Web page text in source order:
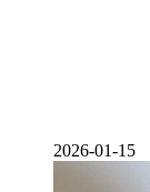
2026-01-15